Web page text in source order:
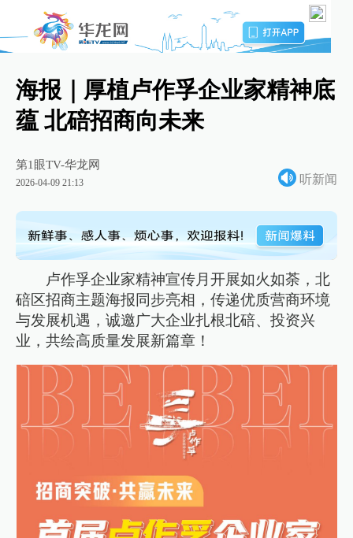
海报｜厚植卢作孚企业家精神底
蕴 北碚招商向未来
第1眼TV-华龙网
2026-04-09 21:13 听新闻
卢作孚企业家精神宣传月开展如火如荼，北
碚区招商主题海报同步亮相，传递优质营商环境
与发展机遇，诚邀广大企业扎根北碚、投资兴
业，共绘高质量发展新篇章！